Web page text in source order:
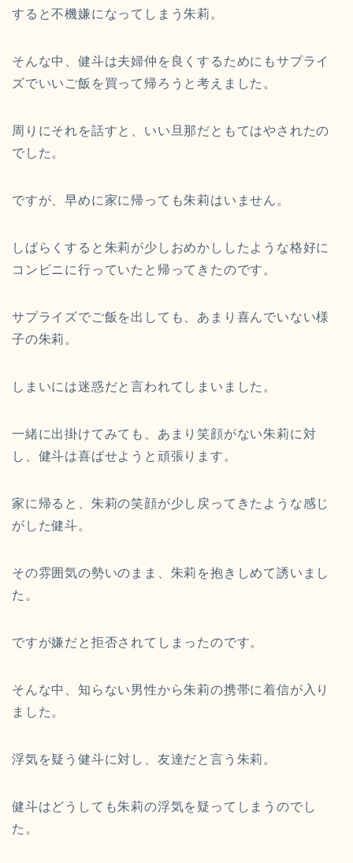
すると不機嫌になってしまう朱莉。
そんな中、健斗は夫婦仲を良くするためにもサプライ
ズでいいご飯を買って帰ろうと考えました。
周りにそれを話すと、いい旦那だともてはやされたの
でした。
ですが、早めに家に帰っても朱莉はいません。
しばらくすると朱莉が少しおめかししたような格好に
コンビニに行っていたと帰ってきたのです。
サプライズでご飯を出しても、あまり喜んでいない様
子の朱莉。
しまいには迷惑だと言われてしまいました。
一緒に出掛けてみても、あまり笑顔がない朱莉に対
し、健斗は喜ばせようと頑張ります。
家に帰ると、朱莉の笑顔が少し戻ってきたような感じ
がした健斗。
その雰囲気の勢いのまま、朱莉を抱きしめて誘いまし
た。
ですが嫌だと拒否されてしまったのです。
そんな中、知らない男性から朱莉の携帯に着信が入り
ました。
浮気を疑う健斗に対し、友達だと言う朱莉。
健斗はどうしても朱莉の浮気を疑ってしまうのでし
た。